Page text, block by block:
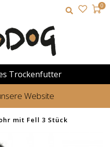
0
Trockenfutter
Website
mit Fell 3 Stück